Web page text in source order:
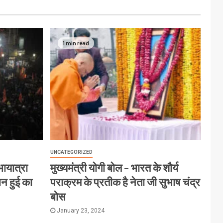
हुई का
1 min read
UNCATEGORIZED
मुख्यमंत्री योगी बोल – भारत के शौर्य
पराक्रम के प्रतीक है नेता जी सुभाष चंद्र
बोस
January 23, 2024